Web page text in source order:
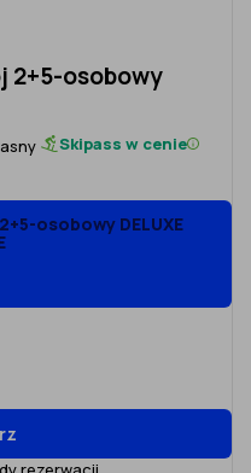
2+5-osobowy
Skipass w cenie
osobowy DELUXE